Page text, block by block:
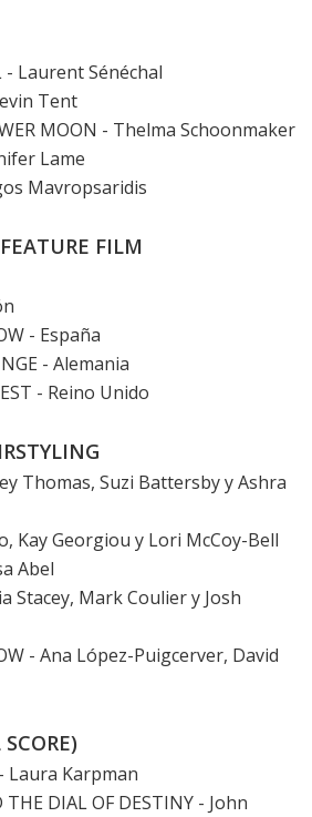
- Laurent Sénéchal
Tent
MOON - Thelma Schoonmaker
Lame
Mavropsaridis
FILM
- España
- Alemania
- Reino Unido
Thomas, Suzi Battersby y Ashra
Kay Georgiou y Lori McCoy-Bell
Abel
Stacey, Mark Coulier y Josh
- Ana López-Puigcerver, David
Laura Karpman
DIAL OF DESTINY - John